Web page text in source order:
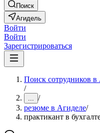
Поиск
Агидель
Войти
Войти
Зарегистрироваться
Поиск сотрудников в
/
... /
резюме в Агиделе/
практикант в